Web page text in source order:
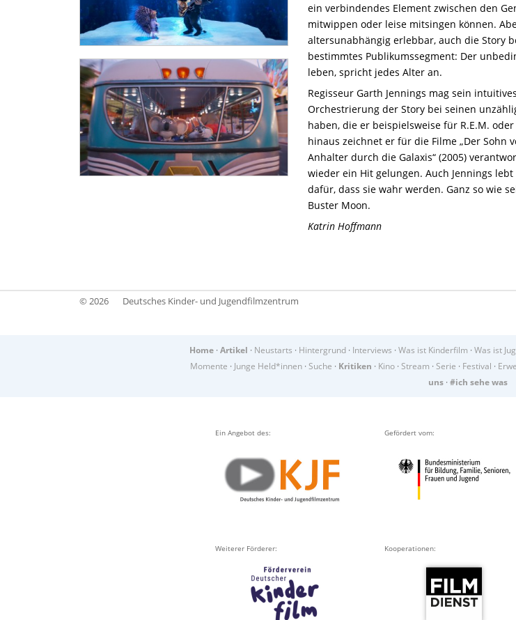
ein verbindendes Element zwischen den
mitwippen oder leise mitsingen können.
altersunabhängig erlebbar, auch die Story
bestimmtes Publikumssegment: Der
leben, spricht jedes Alter an.
Regisseur Garth Jennings mag sein
Orchestrierung der Story bei seinen
haben, die er beispielsweise für R.E.M.
hinaus zeichnet er für die Filme „Der Sohn
Anhalter durch die Galaxis“ (2005)
wieder ein Hit gelungen. Auch Jennings
dafür, dass sie wahr werden. Ganz so wie
Buster Moon.
Katrin Hoffmann
© 2026 Deutsches Kinder- und Jugendfilmzentrum
Home · Artikel · Neustarts · Hintergrund · Interviews · Was ist Kinderfilm · Was ist
Momente · Junge Held*innen· Suche · Kritiken · Kino· Stream · Serie · Festival ·
uns · #ich sehe was
Ein Angebot des: Gefördert vom:
Weiterer Förderer: Kooperationen: